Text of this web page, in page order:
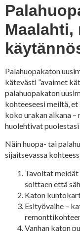
Maalahti,
Palahuopakaton
kätevästi ”avaimet
palahuopakaton
kohteeseesi meiltä,
koko urakan aikana
huolehtivat
Näin huopa- tai
sijaitsevassa
Tavoitat
soittaen että
Katon
Esityövaihe –
Vanhan katon